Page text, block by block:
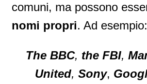
comuni, ma possono
nomi propri. Ad esempio:
The BBC, the FBI,
United, Sony,